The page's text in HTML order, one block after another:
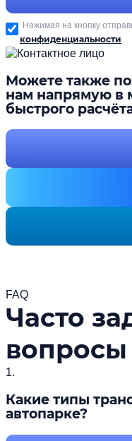
Нажимая на кнопку
конфиденциальности
Можете также
нам напрямую в
быстрого
FAQ
Часто
вопросы
1.
Какие типы
автопарке?